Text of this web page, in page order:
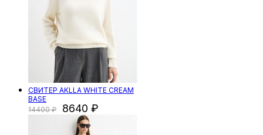
СВИТЕР AKLLA WHITE CREAM
BASE
14400
8640